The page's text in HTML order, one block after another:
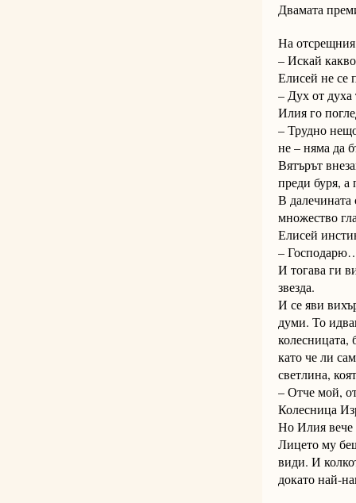
Двамата
На
– Искай
Елисей не се
– Дух от духа
Илия го
– Трудно
не – няма да
Вятърът
преди буря, а
В далечината
множество
Елисей
–
И тогава ги
звезда.
И се яви
думи. То
колесницата,
като че ли
светлина,
– Отче мой,
Колесница
Но Илия вече
Лицето му
види. И
докато най-